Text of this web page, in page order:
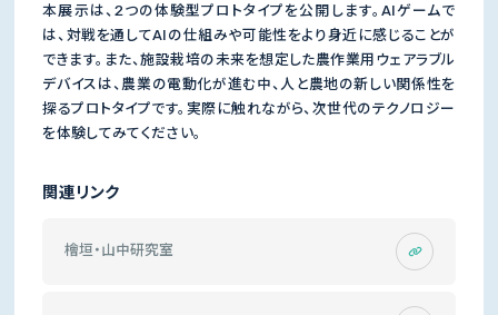
本展示は、2つの体験型プロトタイプを公開します。AIゲームで
は、対戦を通してAIの仕組みや可能性をより身近に感じることが
できます。また、施設栽培の未来を想定した農作業用ウェアラブル
デバイスは、農業の電動化が進む中、人と農地の新しい関係性を
探るプロトタイプです。実際に触れながら、次世代のテクノロジー
を体験してみてください。
関連リンク
檜垣・山中研究室